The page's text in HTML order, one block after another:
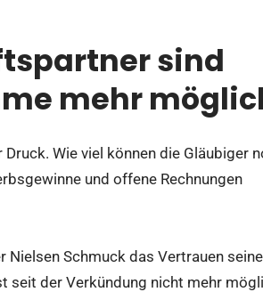
sind
mehr
Wie viel können die Gläubiger
und offene Rechnungen
Schmuck das Vertrauen
seit der Verkündung nicht mehr